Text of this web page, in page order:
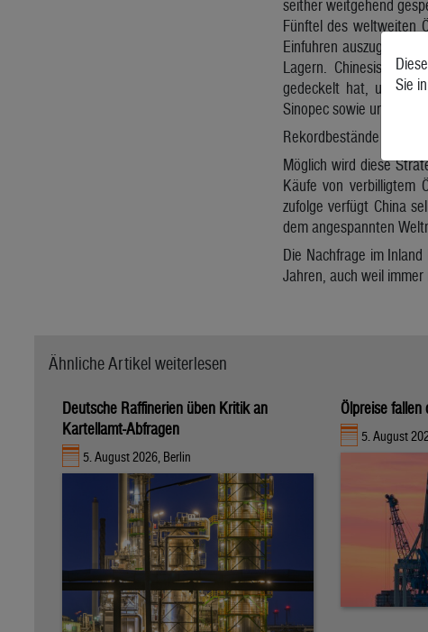
seither weitgehend
Fünftel des weltweiten
Einfuhren
Lagern. Chinesische
gedeckelt hat, um die
Sinopec sowie
Rekordbestände in den
Möglich wird diese
Käufe von verbilligtem
zufolge verfügt China
dem angespannten
Die Nachfrage im
Jahren, auch weil
Ähnliche Artikel weiterlesen
Deutsche Raffinerien üben Kritik an
Kartellamt-Abfragen
5. August 2026, Berlin
Ölpreise fallen
5. August
Sie